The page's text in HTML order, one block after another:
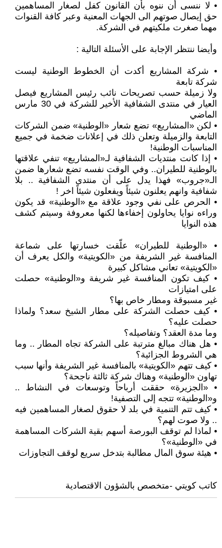
• لا ننسى أن ننوه بأن القانون كفل لصغار المساهمين
حق إيصال صوتهم الى الجهات المعنية وعبر كافة القنوات
مهما صغرت ملكيتهم في الشركة.
وأيضا ننتظر الإجابة على الأسئلة التالية :
• شركة المشاريع أكدت أن الخطوط الوطنية ليست
شركة تابعة
ولا زميلة حسب تصريحات نائب رئيس المشاريع فيصل
العيار في منتدى الشفافية الأخير للشركة في 30 مارس
الماضي
• لكن «المشاريع» تضع شعار «الوطنية» ضمن الشركات
التابعة والزميلة وتعلن ذلك في إعلانات ضخمة في جميع
المناسبات الوطنية!
• إذا كانت منتديات الشفافية لـ«المشاريع» تنفي علاقتها
بالوطنية للطيران.. وفي الوقت نفسه تضع شعارها ضمن
الـ«جروب» فهذا يدل على أن منتدى الشفافية .. بلا
شفافية وانهم يعلنون شيئاً ويفعلون شيئاً اخر !
• الحرص على نفي وجود علاقة مع «الوطنية» قد يكون
وراءه نوايا يحاولون إخفاءها لكنها معروفة وسيتم كشف
هذه النوايا
• «الوطنية للطيران» علّقت خسارتها على شماعة
المنافسة غير الشريفة من «الكويتية» والكل يعرف أن
«الكويتية» تعاني مشاكل كبيرة
• كيف تكون المنافسة غير شريفة و«الوطنية» حصلت
على امتيازات
غير مسبوقة ومطار خاص بها؟
• كيف حصلت الشركة على مطار الشيخ سعد؟ ولماذا
حصلت عليه؟
وما مدة العقد؟ وتفاصيله؟
• هل هناك مبالغ مترتبة على الشركة تجاه المطار .. وما
هي الشروط الجزائية؟
• كيف تتهم «الكويتية» بالمنافسة غير الشريفة وأنها سبب
تهاون «الوطنية» وهناك شركة ثالثة ناجحة؟
• «الجزيرة» حققت أرباحاً وتوسعات في النشاط ..
و«الوطنية» تتجه إلى التصفية!
• كيف تتم التنمية في بلد لا حقوق لصغار المساهمين فيه
.. ولا صوت لهم؟
• لماذا لم توقف البورصة أسهم بقية الشركات المساهمة
في «الوطنية»؟
• هيئة سوق المال مطالبة بتدخل سريع لوقف التجاوزات
كاتب كويتي -متخصص بالشؤون الاقتصادية